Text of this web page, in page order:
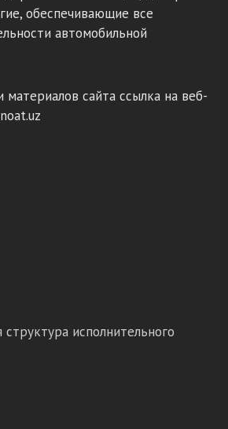
обеспечивающие все
автомобильной
материалов сайта ссылка на веб-
структура исполнительного